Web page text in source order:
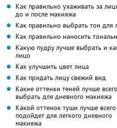
Как правильно ухаживать за
до и после макияжа
Как правильно выбрать тон для
Как правильно наносить
Какую пудру лучше выбрать и
лицо
Как улучшить цвет лица
Как придать лицу свежий вид
Какие оттенки теней лучше всего
выбрать для дневного макияжа
Какой оттенок туши лучше всего
подойдет для легкого дневного
макияжа